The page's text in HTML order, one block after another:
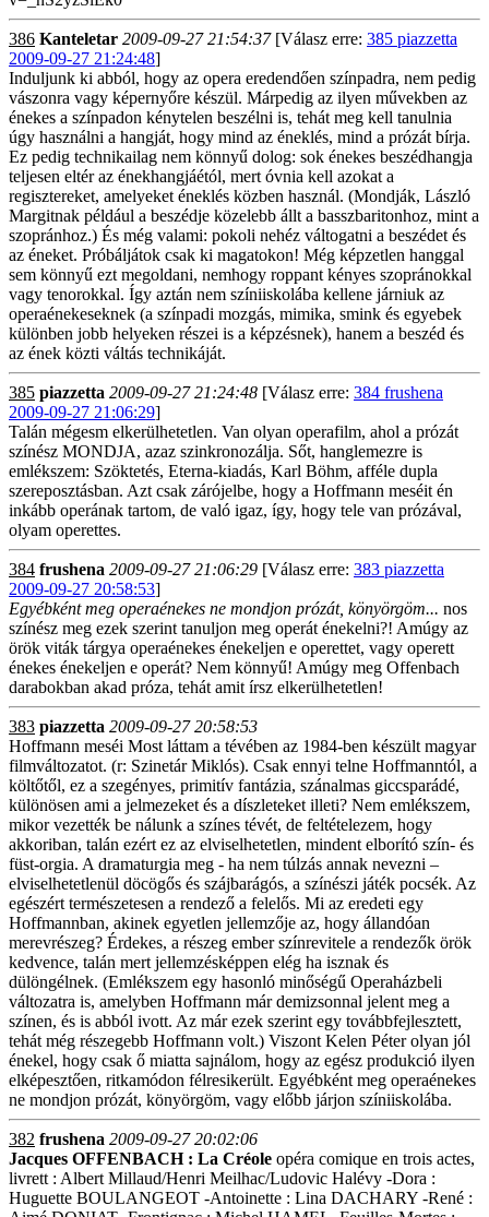
386 Kanteletar 2009-09-27 21:54:37[Válasz erre: 385 piazzetta
2009-09-27 21:24:48]
Induljunk ki abból, hogy az opera eredendően színpadra, nem pedig
vászonra vagy képernyőre készül. Márpedig az ilyen művekben az
énekes a színpadon kénytelen beszélni is, tehát meg kell tanulnia
úgy használni a hangját, hogy mind az éneklés, mind a prózát bírja.
Ez pedig technikailag nem könnyű dolog: sok énekes beszédhangja
teljesen eltér az énekhangjáétól, mert óvnia kell azokat a
regisztereket, amelyeket éneklés közben használ. (Mondják, László
Margitnak például a beszédje közelebb állt a basszbaritonhoz, mint a
szopránhoz.) És még valami: pokoli nehéz váltogatni a beszédet és
az éneket. Próbáljátok csak ki magatokon! Még képzetlen hanggal
sem könnyű ezt megoldani, nemhogy roppant kényes szopránokkal
vagy tenorokkal. Így aztán nem színiiskolába kellene járniuk az
operaénekeseknek (a színpadi mozgás, mimika, smink és egyebek
különben jobb helyeken részei is a képzésnek), hanem a beszéd és
az ének közti váltás technikáját.
385 piazzetta 2009-09-27 21:24:48 [Válasz erre: 384 frushena
2009-09-27 21:06:29]
Talán mégesm elkerülhetetlen. Van olyan operafilm, ahol a prózát
színész MONDJA, azaz szinkronozálja. Sőt, hanglemezre is
emlékszem: Szöktetés, Eterna-kiadás, Karl Böhm, afféle dupla
szereposztásban. Azt csak zárójelbe, hogy a Hoffmann meséit én
inkább operának tartom, de való igaz, így, hogy tele van prózával,
olyam operettes.
384 frushena 2009-09-27 21:06:29 [Válasz erre: 383 piazzetta
2009-09-27 20:58:53]
Egyébként meg operaénekes ne mondjon prózát, könyörgöm... nos
színész meg ezek szerint tanuljon meg operát énekelni?! Amúgy az
örök viták tárgya operaénekes énekeljen e operettet, vagy operett
énekes énekeljen e operát? Nem könnyű! Amúgy meg Offenbach
darabokban akad próza, tehát amit írsz elkerülhetetlen!
383 piazzetta 2009-09-27 20:58:53
Hoffmann meséi Most láttam a tévében az 1984-ben készült magyar
filmváltozatot. (r: Szinetár Miklós). Csak ennyi telne Hoffmanntól, a
költőtől, ez a szegényes, primitív fantázia, szánalmas giccsparádé,
különösen ami a jelmezeket és a díszleteket illeti? Nem emlékszem,
mikor vezették be nálunk a színes tévét, de feltételezem, hogy
akkoriban, talán ezért ez az elviselhetetlen, mindent elborító szín- és
füst-orgia. A dramaturgia meg - ha nem túlzás annak nevezni –
elviselhetetlenül döcögős és szájbarágós, a színészi játék pocsék. Az
egészért természetesen a rendező a felelős. Mi az eredeti egy
Hoffmannban, akinek egyetlen jellemzője az, hogy állandóan
merevrészeg? Érdekes, a részeg ember színrevitele a rendezők örök
kedvence, talán mert jellemzésképpen elég ha isznak és
dülöngélnek. (Emlékszem egy hasonló minőségű Operaházbeli
változatra is, amelyben Hoffmann már demizsonnal jelent meg a
színen, és is abból ivott. Az már ezek szerint egy továbbfejlesztett,
tehát még részegebb Hoffmann volt.) Viszont Kelen Péter olyan jól
énekel, hogy csak ő miatta sajnálom, hogy az egész produkció ilyen
elképesztően, ritkamódon félresikerült. Egyébként meg operaénekes
ne mondjon prózát, könyörgöm, vagy előbb járjon színiiskolába.
382 frushena 2009-09-27 20:02:06
Jacques OFFENBACH : La Créole opéra comique en trois actes,
livrett : Albert Millaud/Henri Meilhac/Ludovic Halévy -Dora :
Huguette BOULANGEOT -Antoinette : Lina DACHARY -René :